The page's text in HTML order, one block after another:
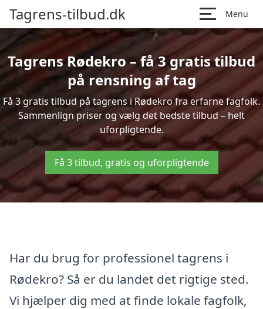
Tagrens-tilbud.dk Menu
Tagrens Rødekro – få 3 gratis tilbud
på rensning af tag
Få 3 gratis tilbud på tagrens i Rødekro fra erfarne fagfolk.
Sammenlign priser og vælg det bedste tilbud – helt
uforpligtende.
Få 3 tilbud, gratis og uforpligtende
Har du brug for professionel tagrens i
Rødekro? Så er du landet det rigtige sted.
Vi hjælper dig med at finde lokale fagfolk,